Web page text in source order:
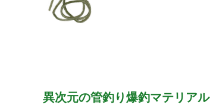
異次元の管釣り爆釣マテリアル